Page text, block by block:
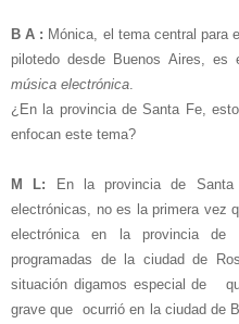
B A : Mónica, el tema central para
pilotedo desde Buenos Aires,
música electrónica
¿En la provincia de Santa Fe,
enfocan este tema?
M L: En la provincia de
electrónicas, no es la primera vez
electrónica en la provincia de
programadas de la ciudad de
situación digamos especial de
grave que ocurrió en la ciudad de